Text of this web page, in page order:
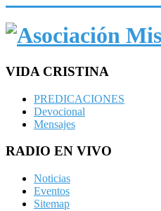
VIDA CRISTINA
PREDICACIONES
Devocional
Mensajes
RADIO EN VIVO
Noticias
Eventos
Sitemap